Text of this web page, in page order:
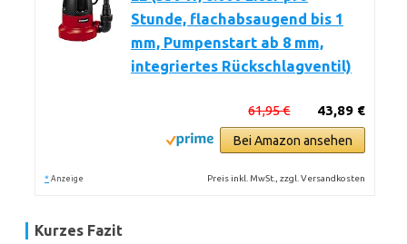
Stunde, flachabsaugend bis 1
mm, Pumpenstart ab 8 mm,
integriertes Rückschlagventil)
43,89 €
61,95 €
Bei Amazon ansehen
* Anzeige Preis inkl. MwSt., zzgl. Versandkosten
Kurzes Fazit